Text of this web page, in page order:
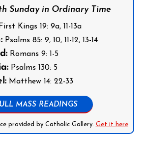
Sunday in Ordinary Time
First Kings 19: 9a, 11-13a
Psalms 85: 9, 10, 11-12, 13-14
Romans 9: 1-5
Psalms 130: 5
Matthew 14: 22-33
MASS READINGS
provided by Catholic Gallery. Get it here